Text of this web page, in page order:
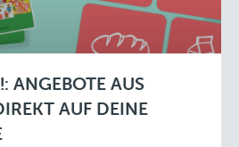
ANGEBOTE AUS
AUF DEINE